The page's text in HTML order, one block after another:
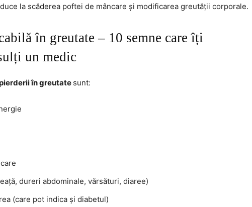
la scăderea poftei de mâncare și modificarea greutății corporale.
în greutate – 10 semne care îți
un medic
în greutate sunt:
dureri abdominale, vărsături, diaree)
(care pot indica și diabetul)